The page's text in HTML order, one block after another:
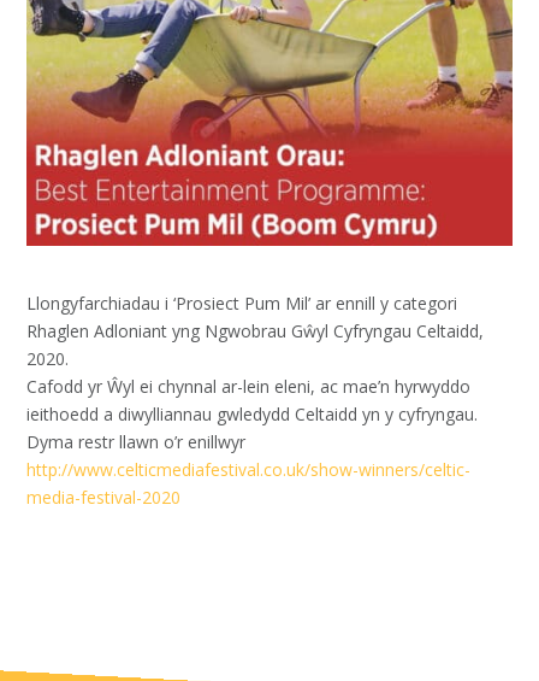
Llongyfarchiadau i ‘Prosiect Pum Mil’ ar ennill y categori
Rhaglen Adloniant yng Ngwobrau Gŵyl Cyfryngau Celtaidd,
2020.
Cafodd yr Ŵyl ei chynnal ar-lein eleni, ac mae’n hyrwyddo
ieithoedd a diwylliannau gwledydd Celtaidd yn y cyfryngau.
Dyma restr llawn o’r enillwyr
http://www.celticmediafestival.co.uk/show-winners/celtic-
media-festival-2020